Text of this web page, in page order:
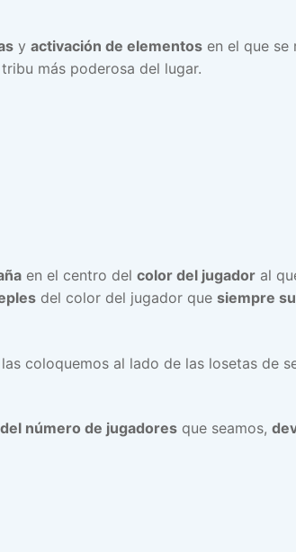
y activación de elementos en el que se
más poderosa del lugar.
en el centro del color del jugador al
del color del jugador que siempre
coloquemos al lado de las losetas de
número de jugadores que seamos,